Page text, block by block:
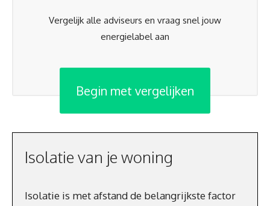
Vergelijk alle adviseurs en vraag snel jouw
energielabel aan
Begin met vergelijken
Isolatie van je woning
Isolatie is met afstand de belangrijkste factor